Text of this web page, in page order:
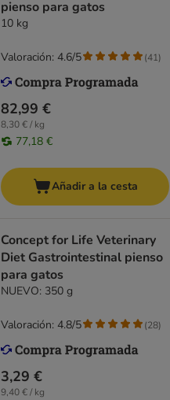
pienso para gatos
10 kg
82,99 €
8,30 € / kg
77,18 €
Valoración: 4.6/5 (41)
Añadir a la cesta
Concept for Life Veterinary
Diet Gastrointestinal pienso
para gatos
NUEVO: 350 g
3,29 €
9,40 € / kg
Valoración: 4.8/5 (28)